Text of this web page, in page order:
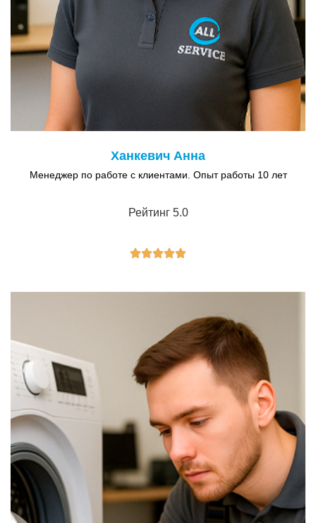
Ханкевич Анна
Менеджер по работе с клиентами. Опыт работы 10 лет
Рейтинг 5.0